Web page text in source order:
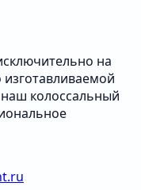
на
изготавливаемой
колоссальный